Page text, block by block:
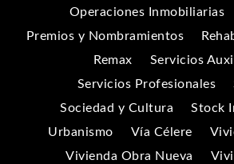
Operaciones Inmobiliarias
Premios y Nombramientos
Remax
Servicios
Servicios Profesionales
Sociedad y Cultura
Stock
Urbanismo
Vía Célere
Vivienda Obra Nueva